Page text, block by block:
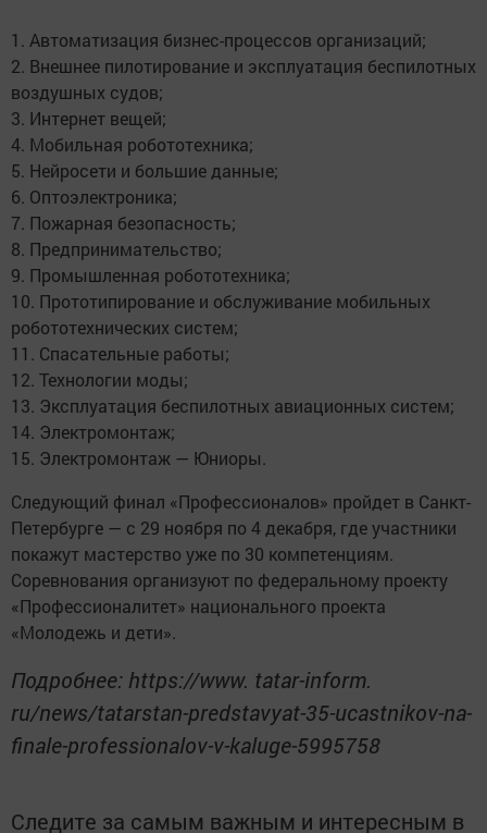
1. Автоматизация бизнес-процессов организаций;
2. Внешнее пилотирование и эксплуатация беспилотных
воздушных судов;
3. Интернет вещей;
4. Мобильная робототехника;
5. Нейросети и большие данные;
6. Оптоэлектроника;
7. Пожарная безопасность;
8. Предпринимательство;
9. Промышленная робототехника;
10. Прототипирование и обслуживание мобильных
робототехнических систем;
11. Спасательные работы;
12. Технологии моды;
13. Эксплуатация беспилотных авиационных систем;
14. Электромонтаж;
15. Электромонтаж — Юниоры.
Следующий финал «Профессионалов» пройдет в Санкт-
Петербурге — с 29 ноября по 4 декабря, где участники
покажут мастерство уже по 30 компетенциям.
Соревнования организуют по федеральному проекту
«Профессионалитет» национального проекта
«Молодежь и дети».
Подробнее: https://www. tatar-inform.
ru/news/tatarstan-predstavyat-35-ucastnikov-na-
finale-professionalov-v-kaluge-5995758
Следите за самым важным и интересным в